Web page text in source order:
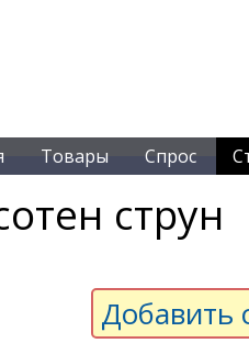
Товары Спрос
струн
Добавить